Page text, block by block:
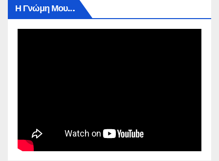
Η Γνώμη Μου…